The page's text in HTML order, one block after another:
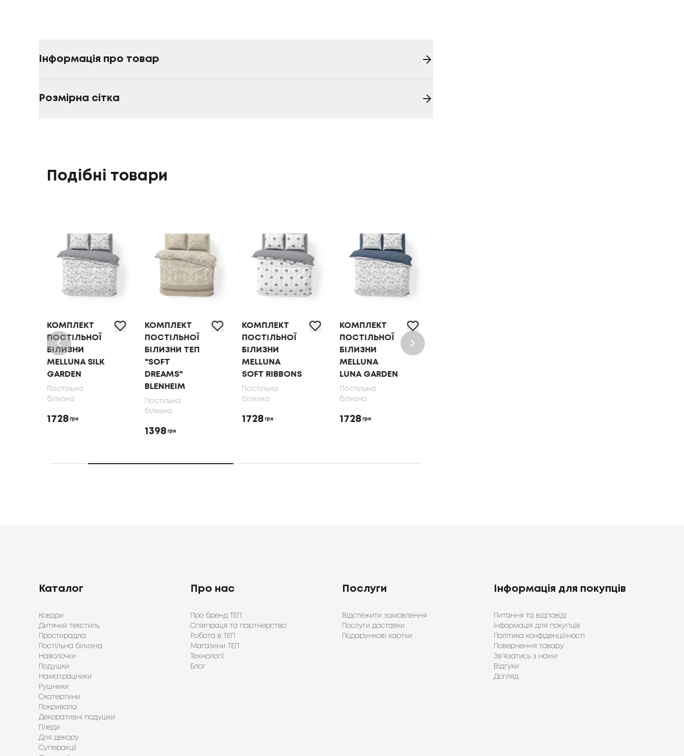
Інформація про товар
Розмірна сітка
Подібні товари
КОМПЛЕКТ
ПОСТІЛЬНОЇ
БІЛИЗНИ
MELLUNA SILK
КОМПЛЕКТ
ПОСТІЛЬНОЇ
БІЛИЗНИ ТЕП
DREAMS"
BLENHEIM
КОМПЛЕКТ
ПОСТІЛЬНОЇ
MELLUNA
SOFT RIBBONS
КОМПЛЕКТ
ПОСТІЛЬНОЇ
MELLUNA
LUNA GARDEN
КОМПЛЕКТ
ПОСТІЛЬНОЇ
БІЛИЗНИ ТЕП
Каталог
Ковдри
Дитячий текстиль
Простирадла
Постільна білизна
Наволочки
Подушки
Наматрацники
Рушники
Скатертини
Покривала
Декоративні подушки
Пледи
Для декору
Суперакції
Про нас
Про бренд ТЕП
Співпраця та партнерство
Робота в ТЕП
Магазини ТЕП
Технології
Блог
Послуги
Відстежити замовлення
Послуги доставки
Подарункові картки
Інформація для покупців
Питання та відповіді
Інформація для покупців
Політика конфіденційності
Повернення товару
Зв’язатись з нами
Відгуки
Догляд